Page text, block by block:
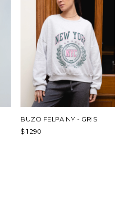
BUZO FELPA NY - GRIS
$ 1.290